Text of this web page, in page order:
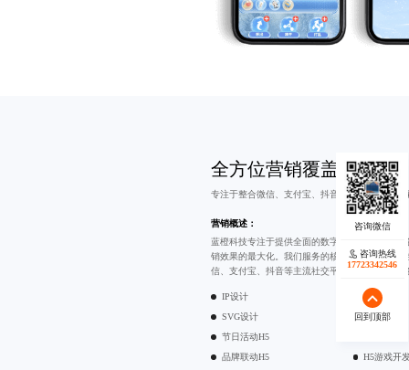
全方位营销覆盖
专注于整合微信、支付宝、抖音等主流平台，实
营销概述：
蓝橙科技专注于提供全面的数字营销技术开发服
销效果的最大化。我们服务的核心在于构建全平
信、支付宝、抖音等主流社交平台，帮助企业在
IP设计
UI设计
SVG设计
PPT设计
节日活动H5
品牌联动H5
H5游戏开
咨询热线
17723342546
回到顶部